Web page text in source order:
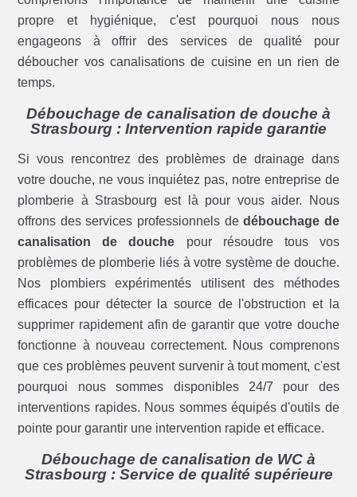
propre et hygiénique, c'est pourquoi nous nous
engageons à offrir des services de qualité pour
déboucher vos canalisations de cuisine en un rien de
temps.
Débouchage de canalisation de douche à
Strasbourg : Intervention rapide garantie
Si vous rencontrez des problèmes de drainage dans
votre douche, ne vous inquiétez pas, notre entreprise de
plomberie à Strasbourg est là pour vous aider. Nous
offrons des services professionnels dedébouchage de
canalisation de douche pour résoudre tous vos
problèmes de plomberie liés à votre système de douche.
Nos plombiers expérimentés utilisent des méthodes
efficaces pour détecter la source de l'obstruction et la
supprimer rapidement afin de garantir que votre douche
fonctionne à nouveau correctement. Nous comprenons
que ces problèmes peuvent survenir à tout moment, c'est
pourquoi nous sommes disponibles 24/7 pour des
interventions rapides. Nous sommes équipés d'outils de
pointe pour garantir une intervention rapide et efficace.
Débouchage de canalisation de WC à
Strasbourg : Service de qualité supérieure